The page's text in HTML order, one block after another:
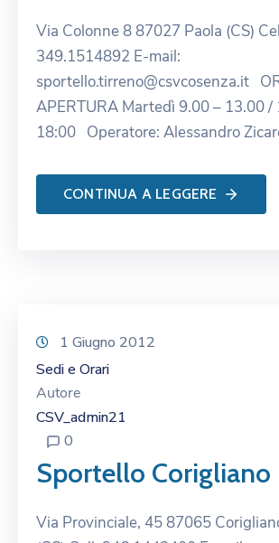
Via Colonne 8 87027 Paola (CS)
349.1514892 E-mail:
sportello.tirreno@csvcosenza.it
APERTURA Martedì 9.00 – 13.00 /
18:00 Operatore: Alessandro
CONTINUA A LEGGERE
1 Giugno 2012
Sedi e Orari
Autore
CSV_admin21
0
Sportello Corigliano
Via Provinciale, 45 87065